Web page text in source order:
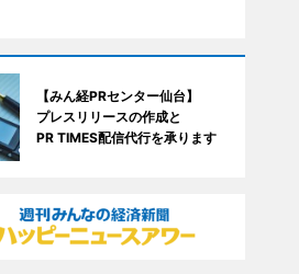
【みん経PRセンター仙台】
プレスリリースの作成と
PR TIMES配信代行を承ります